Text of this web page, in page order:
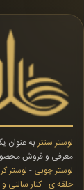
لوستر سنتربه عنوان
معرفی و فروش
لوستر چوبی - لوستر
حلقه ی-کنار سالنی و